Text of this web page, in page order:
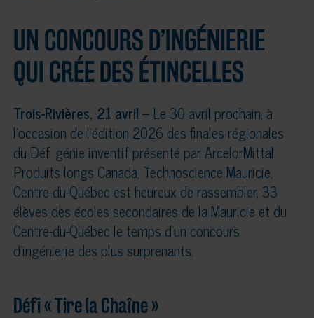
UN CONCOURS D’INGÉNIERIE
QUI CRÉE DES ÉTINCELLES
Trois-Rivières, 21 avril– Le 30 avril prochain, à
l’occasion de l’édition 2026 des finales régionales
du Défi génie inventif présenté par ArcelorMittal
Produits longs Canada, Technoscience Mauricie,
Centre-du-Québec est heureux de rassembler, 33
élèves des écoles secondaires de la Mauricie et du
Centre-du-Québec le temps d’un concours
d’ingénierie des plus surprenants.
Défi « Tire la Chaîne »